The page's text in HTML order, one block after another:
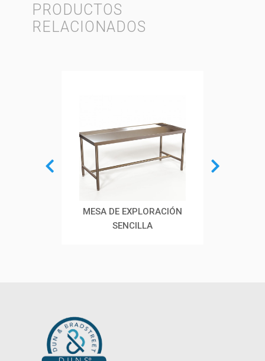
PRODUCTOS
RELACIONADOS
MESA DE EXPLORACIÓN
SENCILLA